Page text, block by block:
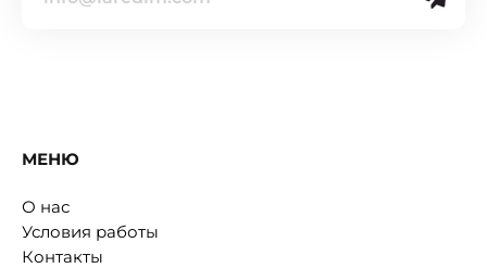
МЕНЮ
О нас
Условия работы
Контакты